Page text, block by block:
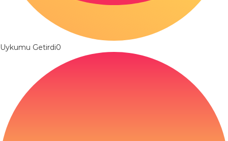
Uykumu Getirdi0